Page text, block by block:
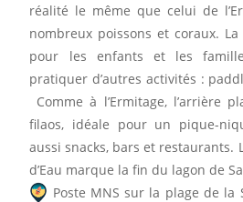
réalité le même que celui de
nombreux poissons et coraux.
pour les enfants et les
pratiquer d’autres activités :
Comme à l’Ermitage, l’arrière
filaos, idéale pour un pique-
aussi snacks, bars et restaurants.
d’Eau marque la fin du lagon de
Poste MNS sur la plage de la